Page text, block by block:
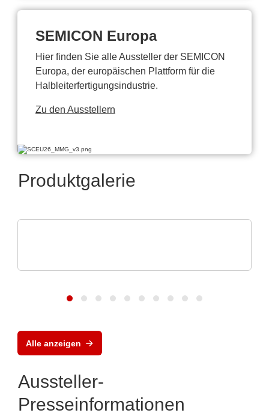
SEMICON Europa
Hier finden Sie alle Aussteller der SEMICON
Europa, der europäischen Plattform für die
Halbleiterfertigungsindustrie.
Zu den Ausstellern
Produktgalerie
Alle anzeigen
Aussteller-
Presseinformationen